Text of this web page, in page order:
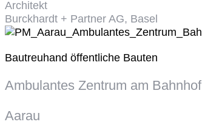
Architekt
Burckhardt + Partner AG, Basel
Bautreuhand öffentliche Bauten
Ambulantes Zentrum am Bahnhof
Aarau